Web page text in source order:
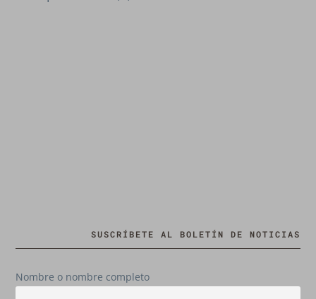
SUSCRÍBETE AL BOLETÍN DE NOTICIAS
Nombre o nombre completo